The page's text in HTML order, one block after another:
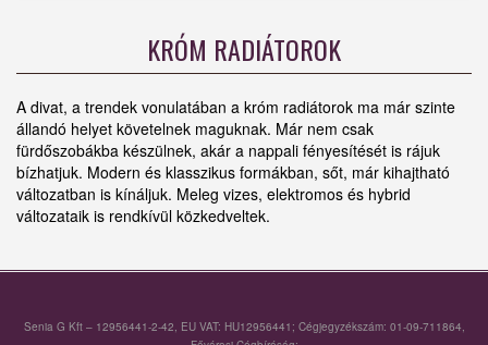
KRÓM RADIÁTOROK
A divat, a trendek vonulatában a króm radiátorok ma már szinte
állandó helyet követelnek maguknak. Már nem csak
fürdőszobákba készülnek, akár a nappali fényesítését is rájuk
bízhatjuk. Modern és klasszikus formákban, sőt, már kihajtható
változatban is kínáljuk. Meleg vizes, elektromos és hybrid
változataik is rendkívül közkedveltek.
Senia G Kft – 12956441-2-42, EU VAT: HU12956441; Cégjegyzékszám: 01-09-711864,